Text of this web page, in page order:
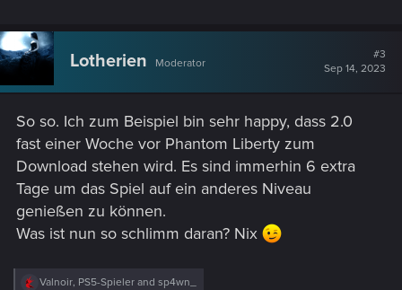
Lotherien Moderator
#3
Sep 14, 2023
So so. Ich zum Beispiel bin sehr happy, dass 2.0
fast einer Woche vor Phantom Liberty zum
Download stehen wird. Es sind immerhin 6 extra
Tage um das Spiel auf ein anderes Niveau
genießen zu können.
Was ist nun so schlimm daran? Nix
R
Valnoir, PS5-Spieler and sp4wn_